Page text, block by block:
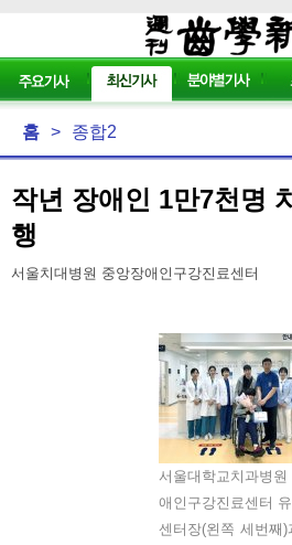
홈 > 종합2
작년 장애인 1만7천명
행
서울치대병원 중앙장애인구강진료센터
서울대학교치과병원
애인구강진료센터
센터장(왼쪽 세번째)